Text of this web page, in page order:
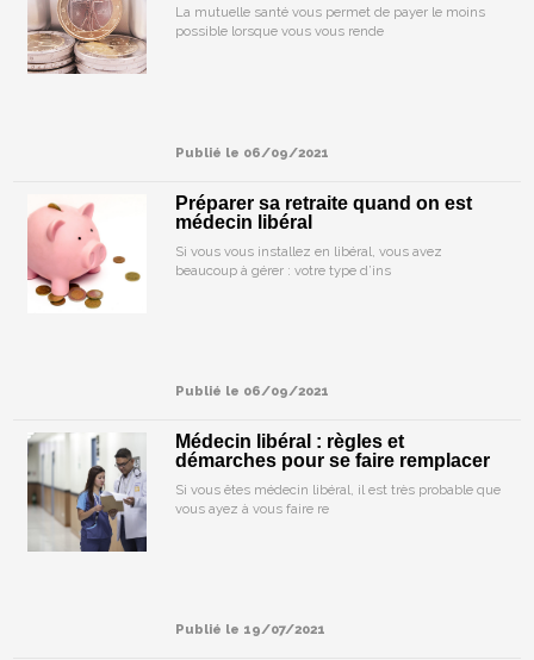
La mutuelle santé vous permet de payer le moins
possible lorsque vous vous rende
Publié le 06/09/2021
Préparer sa retraite quand on est
médecin libéral
Si vous vous installez en libéral, vous avez
beaucoup à gérer : votre type d’ins
Publié le 06/09/2021
Médecin libéral : règles et
démarches pour se faire remplacer
Si vous êtes médecin libéral, il est très probable que
vous ayez à vous faire re
Publié le 19/07/2021